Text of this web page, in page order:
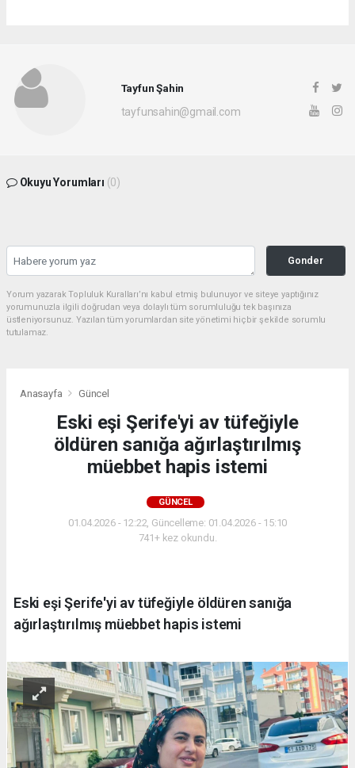
Tayfun Şahin
tayfunsahin@gmail.com
Okuyu Yorumları (0)
Gonder
Yorum yazarak Topluluk Kuralları’nı kabul etmiş bulunuyor ve siteye yaptığınız
yorumunuzla ilgili doğrudan veya dolaylı tüm sorumluluğu tek başınıza
üstleniyorsunuz. Yazılan tüm yorumlardan site yönetimi hiçbir şekilde sorumlu
tutulamaz.
Anasayfa Güncel
Eski eşi Şerife'yi av tüfeğiyle
öldüren sanığa ağırlaştırılmış
müebbet hapis istemi
GÜNCEL
01.04.2026 - 12:22, Güncelleme: 01.04.2026 - 15:10
741+ kez okundu.
Eski eşi Şerife'yi av tüfeğiyle öldüren sanığa
ağırlaştırılmış müebbet hapis istemi